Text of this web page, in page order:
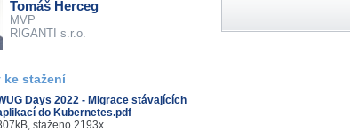
Tomáš Herceg
MVP
RIGANTI s.r.o.
ke stažení
Days 2022 - Migrace stávajících
do Kubernetes.pdf
staženo 2193x